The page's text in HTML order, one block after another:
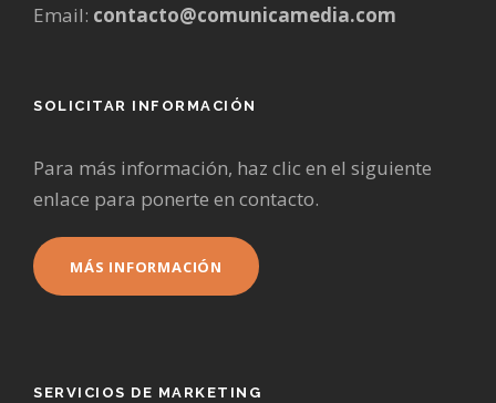
Email: contacto@comunicamedia.com
SOLICITAR INFORMACIÓN
Para más información, haz clic en el siguiente
enlace para ponerte en contacto.
MÁS INFORMACIÓN
SERVICIOS DE MARKETING